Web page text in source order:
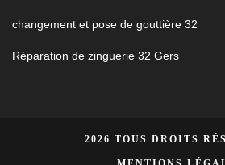
changement et pose de gouttière 32
Réparation de zinguerie 32 Gers
2026 TOUS DROITS